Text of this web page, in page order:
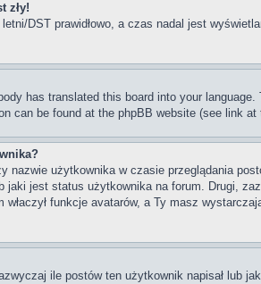
zły!
DST prawidłowo, a czas nadal jest
has translated this board into your
can be found at the phpBB website (see link at
nazwie użytkownika w czasie przeglądania
jaki jest status użytkownika na forum. Drugi,
funkcje avatarów, a Ty masz
ile postów ten użytkownik napisał